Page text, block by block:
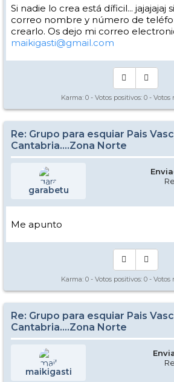
Si nadie lo crea está díficil... jajajajaj
correo nombre y número de
crearlo. Os dejo mi correo
maikigasti@gmail.com
Karma: 0 - Votos positivos: 0 - Votos
Re: Grupo para esquiar Pais
Cantabria....Zona Norte
garabetu
Me apunto
Karma: 0 - Votos positivos: 0 - Votos
Re: Grupo para esquiar Pais
Cantabria....Zona Norte
maikigasti